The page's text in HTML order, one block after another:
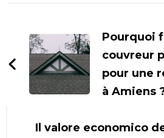
d'article
Pourquoi
couvreur
pour une
à Amiens
Il valore economico